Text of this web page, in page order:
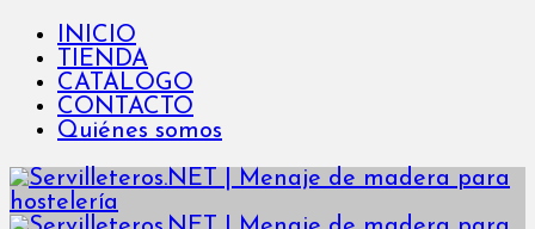
INICIO
TIENDA
CATÁLOGO
CONTACTO
Quiénes somos